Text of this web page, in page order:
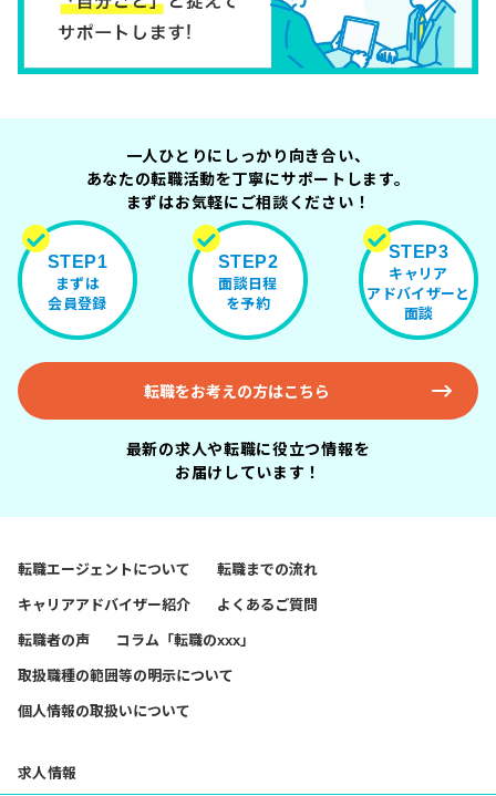
一人ひとりにしっかり向き合い、
あなたの転職活動を丁寧にサポートします。
まずはお気軽にご相談ください！
STEP1
まずは
会員登録
STEP2
面談日程
を予約
STEP3
キャリア
アドバイザーと
面談
転職をお考えの方はこちら
最新の求人や転職に役立つ情報を
お届けしています！
転職エージェントについて 転職までの流れ
キャリアアドバイザー紹介 よくあるご質問
転職者の声 コラム「転職のxxx」
取扱職種の範囲等の明示について
個人情報の取扱いについて
求人情報